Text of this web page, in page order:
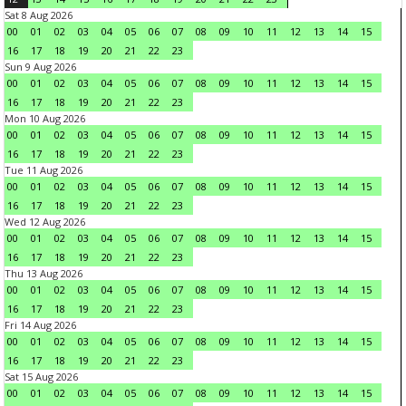
Sat 8 Aug 2026
00
01 02 03 04 05 06 07 08 09 10 11 12 13 14
15
16
17 18 19 20 21 22
23
Sun 9 Aug 2026
00
01 02 03 04 05 06 07 08 09 10 11 12 13 14
15
16
17 18 19 20 21 22
23
Mon 10 Aug 2026
00
01 02 03 04 05 06 07 08 09 10 11 12 13 14
15
16
17 18 19 20 21 22
23
Tue 11 Aug 2026
00
01 02 03 04 05 06 07 08 09 10 11 12 13 14
15
16
17 18 19 20 21 22
23
Wed 12 Aug 2026
00
01 02 03 04 05 06 07 08 09 10 11 12 13 14
15
16
17 18 19 20 21 22
23
Thu 13 Aug 2026
00
01 02 03 04 05 06 07 08 09 10 11 12 13 14
15
16
17 18 19 20 21 22
23
Fri 14 Aug 2026
00
01 02 03 04 05 06 07 08 09 10 11 12 13 14
15
16
17 18 19 20 21 22
23
Sat 15 Aug 2026
00
01 02 03 04 05 06 07 08 09 10 11 12 13 14
15